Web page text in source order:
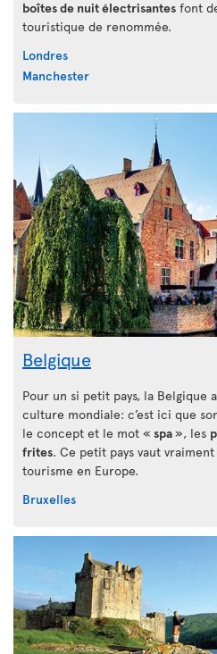
boîtes de nuit électrisantes font
touristique de renommée.
Londres
Manchester
Belgique
Pour un si petit pays, la
culture mondiale: c’est ici que
le concept et le mot « spa», les
frites. Ce petit pays vaut
tourisme en Europe.
Bruxelles